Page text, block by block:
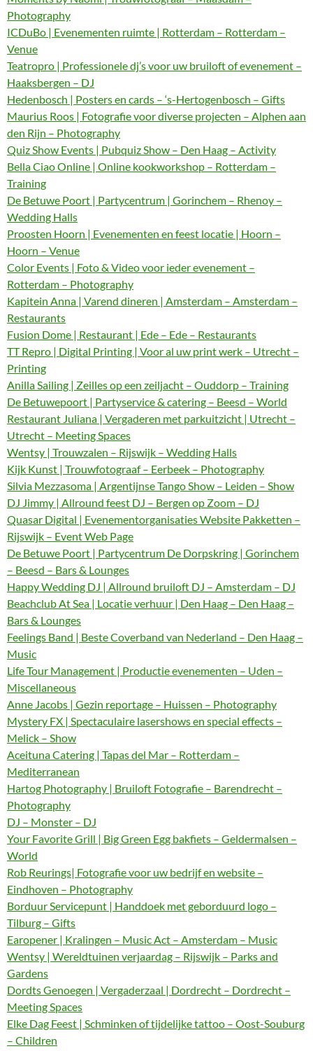
Photography
ICDuBo | Evenementen ruimte | Rotterdam – Rotterdam –
Venue
Teatropro | Professionele dj’s voor uw bruiloft of evenement –
Haaksbergen – DJ
Hedenbosch | Posters en cards – ‘s-Hertogenbosch – Gifts
Maurius Roos | Fotografie voor diverse projecten – Alphen aan
den Rijn – Photography
Quiz Show Events | Pubquiz Show – Den Haag – Activity
Bella Ciao Online | Online kookworkshop – Rotterdam –
Training
De Betuwe Poort | Partycentrum | Gorinchem – Rhenoy –
Wedding Halls
Proosten Hoorn | Evenementen en feest locatie | Hoorn –
Hoorn – Venue
Color Events | Foto & Video voor ieder evenement –
Rotterdam – Photography
Kapitein Anna | Varend dineren | Amsterdam – Amsterdam –
Restaurants
Fusion Dome | Restaurant | Ede – Ede – Restaurants
TT Repro | Digital Printing | Voor al uw print werk – Utrecht –
Printing
Anilla Sailing | Zeilles op een zeiljacht – Ouddorp – Training
De Betuwepoort | Partyservice & catering – Beesd – World
Restaurant Juliana | Vergaderen met parkuitzicht | Utrecht –
Utrecht – Meeting Spaces
Wentsy | Trouwzalen – Rijswijk – Wedding Halls
Kijk Kunst | Trouwfotograaf – Eerbeek – Photography
Silvia Mezzasoma | Argentijnse Tango Show – Leiden – Show
DJ Jimmy | Allround feest DJ – Bergen op Zoom – DJ
Quasar Digital | Evenementorganisaties Website Pakketten –
Rijswijk – Event Web Page
De Betuwe Poort | Partycentrum De Dorpskring | Gorinchem
– Beesd – Bars & Lounges
Happy Wedding DJ | Allround bruiloft DJ – Amsterdam – DJ
Beachclub At Sea | Locatie verhuur | Den Haag – Den Haag –
Bars & Lounges
Feelings Band | Beste Coverband van Nederland – Den Haag –
Music
Life Tour Management | Productie evenementen – Uden –
Miscellaneous
Anne Jacobs | Gezin reportage – Huissen – Photography
Mystery FX | Spectaculaire lasershows en special effects –
Melick – Show
Aceituna Catering | Tapas del Mar – Rotterdam –
Mediterranean
Hartog Photography | Bruiloft Fotografie – Barendrecht –
Photography
DJ – Monster – DJ
Your Favorite Grill | Big Green Egg bakfiets – Geldermalsen –
World
Rob Reurings| Fotografie voor uw bedrijf en website –
Eindhoven – Photography
Borduur Servicepunt | Handdoek met geborduurd logo –
Tilburg – Gifts
Earopener | Kralingen – Music Act – Amsterdam – Music
Wentsy | Wereldtuinen verjaardag – Rijswijk – Parks and
Gardens
Dordts Genoegen | Vergaderzaal | Dordrecht – Dordrecht –
Meeting Spaces
Elke Dag Feest | Schminken of tijdelijke tattoo – Oost-Souburg
– Children